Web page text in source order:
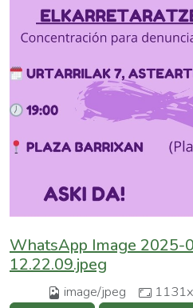
WhatsApp Image 2025-
12.22.09.jpeg
image/jpeg